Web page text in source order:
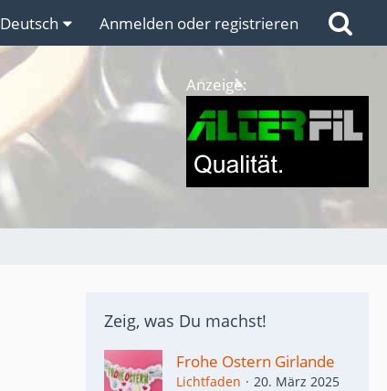
Links
Deutsch Anmelden oder registrieren
Anzeige:
Zeig, was Du machst!
Frohe Ostern Girlande
Lichtfaden 20. März 2025